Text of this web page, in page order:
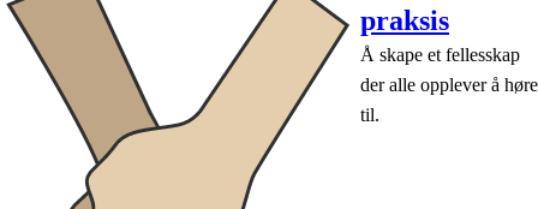
praksis
Å skape et fellesskap
der alle opplever å høre
til.